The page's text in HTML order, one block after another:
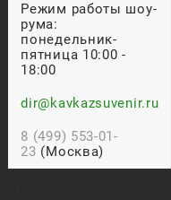
Режим работы шоу-
рума:
понедельник-
пятница 10:00 -
18:00
dir@kavkazsuvenir.ru
8 (499) 553-01-
23 (Москва)